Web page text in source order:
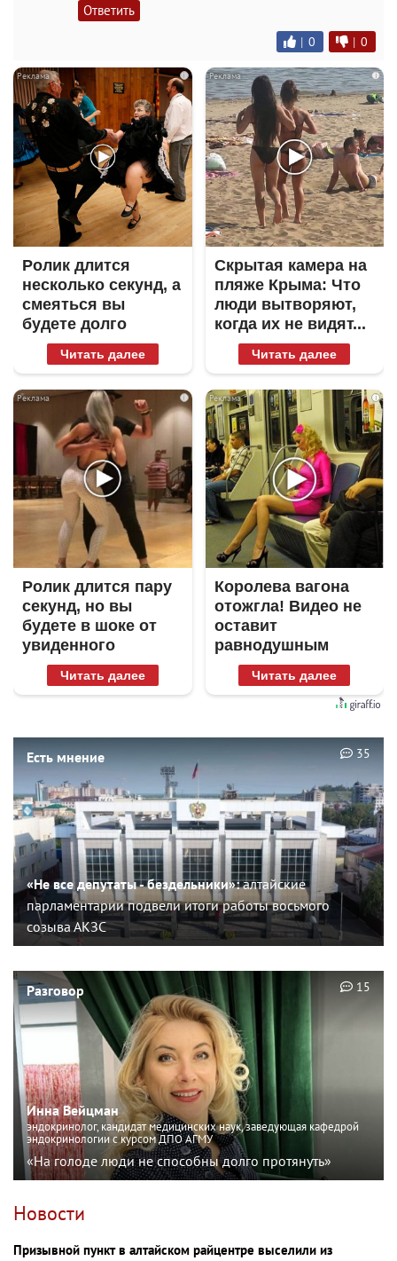
Ответить
| 0 | 0
i
Ролик длится
несколько секунд, а
смеяться вы
будете долго
Читать далее
i
Скрытая камера на
пляже Крыма: Что
люди вытворяют,
когда их не видят...
Читать далее
i
Ролик длится пару
секунд, но вы
будете в шоке от
увиденного
Читать далее
i
Королева вагона
отожгла! Видео не
оставит
равнодушным
Читать далее
Есть мнение
«Не все депутаты - бездельники»:алтайские
парламентарии подвели итоги работы восьмого
созыва АКЗС
35
Разговор
Инна Вейцман
эндокринолог, кандидат медицинских наук, заведующая кафедрой
эндокринологии с курсом ДПО АГМУ
«На голоде люди не способны долго протянуть»
15
Новости
Призывной пункт в алтайском райцентре выселили из